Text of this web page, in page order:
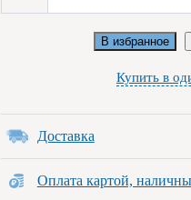
В избранное
Купить в
Доставка
Оплата картой,